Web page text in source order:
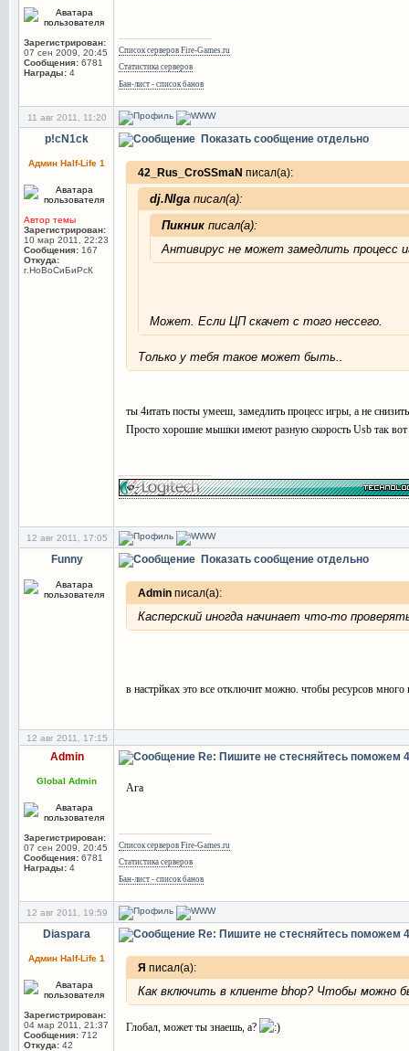
Зарегистрирован:
07 сен 2009, 20:45
Сообщения: 6781
Награды: 4
Список серверов Fire-Games.ru
Статистика серверов
Бан-лист - список банов
11 авг 2011, 11:20
p!cN1ck
Админ Half-Life 1
Автор темы
Зарегистрирован:
10 мар 2011, 22:23
Сообщения: 167
Откуда:
г.НоВоСиБиРсК
Показать сообщение отдельно
42_Rus_CroSSmaN писал(а):
dj.NIga писал(а):
Пикник писал(а):
Антивирус не может замедлить процесс
Может. Если ЦП скачет с того нессего.
Только у тебя такое может быть..
ты 4итать посты умееш, замедлить процесс игры, а не
Просто хорошие мышки имеют разную скорость Usb так вот
12 авг 2011, 17:05
Funny Показать сообщение отдельно
Admin писал(а):
Касперский иногда начинает что-то
в настрйках это все отключит можно. чтобы ресурсов много
12 авг 2011, 17:15
Admin
Global Admin
Зарегистрирован:
07 сен 2009, 20:45
Сообщения: 6781
Награды: 4
Re: Пишите не стесняйтесь
Ага
Список серверов Fire-Games.ru
Статистика серверов
Бан-лист - список банов
12 авг 2011, 19:59
Diaspara
Админ Half-Life 1
Зарегистрирован:
04 мар 2011, 21:37
Сообщения: 712
Откуда: 42
Re: Пишите не стесняйтесь
Я писал(а):
Как включить в клиенте bhop? Чтобы можно
Глобал, может ты знаешь, а?